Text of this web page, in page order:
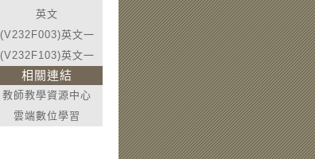
英文
(V232F003)英文一
(V232F103)英文一
相關連結
教師教學資源中心
雲端數位學習